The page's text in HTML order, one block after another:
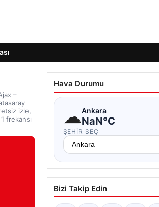
–
izle,
frekansı
Hava Durumu
☁Ankara
NaN°C
ŞEHIR SEÇ
Bizi Takip Edin